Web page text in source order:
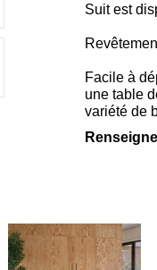
Suit est
Facile à
une table
variété de